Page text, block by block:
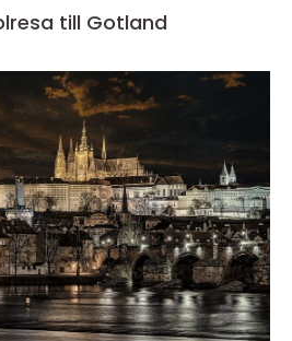
till Gotland